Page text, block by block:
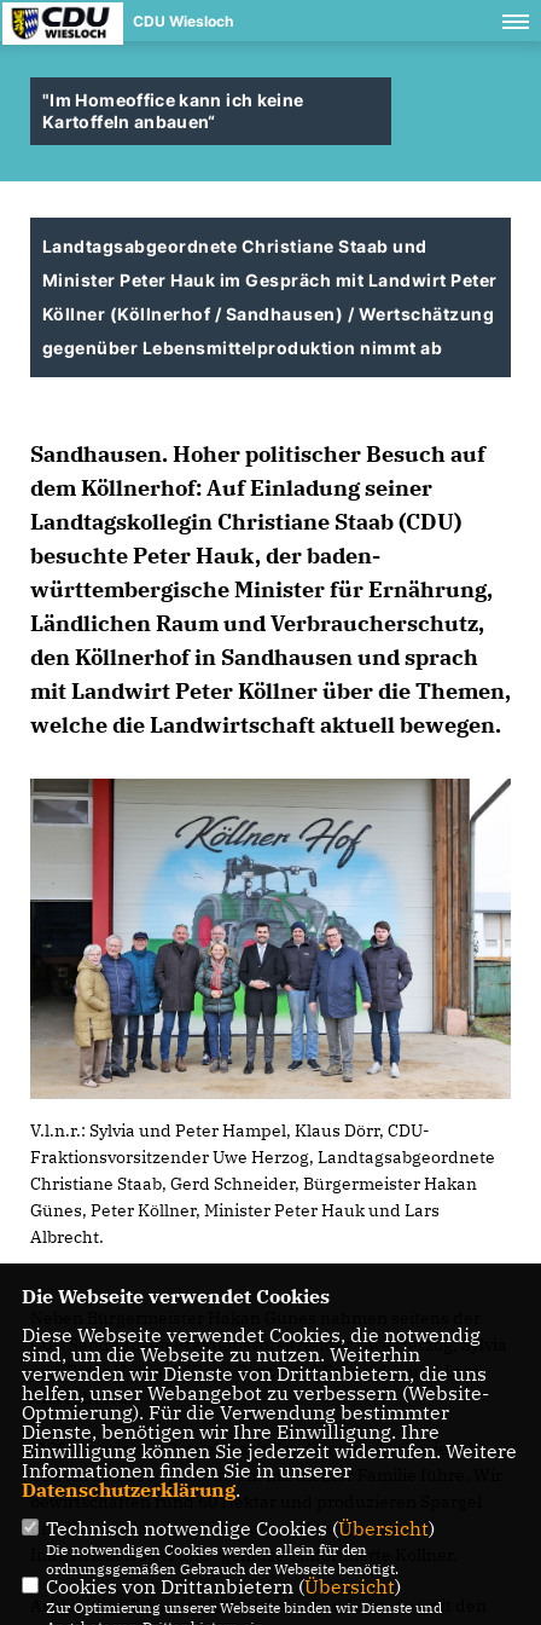
CDU Wiesloch
"Im Homeoffice kann ich keine
Kartoffeln anbauen“
Landtagsabgeordnete Christiane Staab und
Minister Peter Hauk im Gespräch mit Landwirt Peter
Köllner (Köllnerhof / Sandhausen) / Wertschätzung
gegenüber Lebensmittelproduktion nimmt ab
Sandhausen. Hoher politischer Besuch auf
dem Köllnerhof: Auf Einladung seiner
Landtagskollegin Christiane Staab (CDU)
besuchte Peter Hauk, der baden-
württembergische Minister für Ernährung,
Ländlichen Raum und Verbraucherschutz,
den Köllnerhof in Sandhausen und sprach
mit Landwirt Peter Köllner über die Themen,
welche die Landwirtschaft aktuell bewegen.
V.l.n.r.: Sylvia und Peter Hampel, Klaus Dörr, CDU-
Fraktionsvorsitzender Uwe Herzog, Landtagsabgeordnete
Christiane Staab, Gerd Schneider, Bürgermeister Hakan
Günes, Peter Köllner, Minister Peter Hauk und Lars
Albrecht.
CDU Sandhausen Fraktionsvorsitzender Uwe Herzog, Sylvia
und Peter Hampel, Klaus Dörr, Gerd Schneider und Lars
Albrecht teil.
1964 wurde der Betrieb nach Sandhausen ausgesiedelt,
den ich seit 2004 gemeinsam mit meiner Familie führe. Wir
bewirtschaften rund 60 Hektar und produzieren Spargel
und Kartoffel für die Direktvermarktung sowie
Industriekartoffel und -gemüse“, informierte Köllner.
Auch einige Schweine hält sich der Landwirt, der mit den
Die Webseite verwendet Cookies
Diese Webseite verwendet Cookies, die notwendig
sind, um die Webseite zu nutzen. Weiterhin
verwenden wir Dienste von Drittanbietern, die uns
helfen, unser Webangebot zu verbessern (Website-
Optmierung). Für die Verwendung bestimmter
Dienste, benötigen wir Ihre Einwilligung. Ihre
Einwilligung können Sie jederzeit widerrufen. Weitere
Informationen finden Sie in unserer
Datenschutzerklärung.
Technisch notwendige Cookies (Übersicht)
Die notwendigen Cookies werden allein für den
ordnungsgemäßen Gebrauch der Webseite benötigt.
Cookies von Drittanbietern (Übersicht)
Zur Optimierung unserer Webseite binden wir Dienste und